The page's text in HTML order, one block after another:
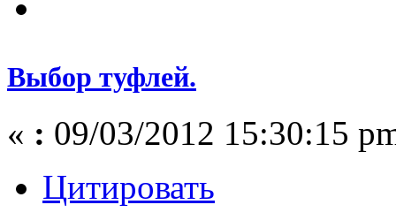
Выбор туфлей.
« : 09/03/2012 15:30:15
Цитировать